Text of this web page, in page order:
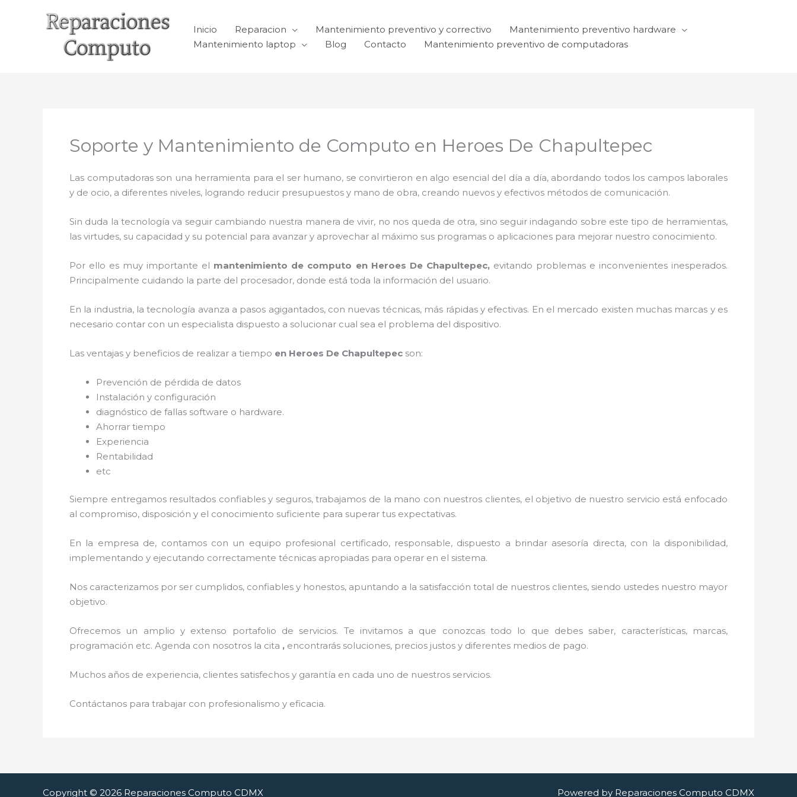
Inicio Reparacion Mantenimiento preventivo y correctivo
Mantenimiento preventivo hardware
Mantenimiento laptop
Blog Contacto Mantenimiento preventivo de computadoras
Soporte y Mantenimiento de Computo en Heroes De Chapultepec
Las computadoras son una herramienta para el ser humano, se convirtieron en algo esencial del día a día, abordando todos los campos laborales
y de ocio, a diferentes niveles, logrando reducir presupuestos y mano de obra, creando nuevos y efectivos métodos de comunicación.
Sin duda la tecnología va seguir cambiando nuestra manera de vivir, no nos queda de otra, sino seguir indagando sobre este tipo de herramientas,
las virtudes, su capacidad y su potencial para avanzar y aprovechar al máximo sus programas o aplicaciones para mejorar nuestro conocimiento.
Por ello es muy importante el mantenimiento de computo en Heroes De Chapultepec, evitando problemas e inconvenientes inesperados.
Principalmente cuidando la parte del procesador, donde está toda la información del usuario.
En la industria, la tecnología avanza a pasos agigantados, con nuevas técnicas, más rápidas y efectivas. En el mercado existen muchas marcas y es
necesario contar con un especialista dispuesto a solucionar cual sea el problema del dispositivo.
Las ventajas y beneficios de realizar a tiempo en Heroes De Chapultepec son:
Prevención de pérdida de datos
Instalación y configuración
diagnóstico de fallas software o hardware.
Ahorrar tiempo
Experiencia
Rentabilidad
etc
Siempre entregamos resultados confiables y seguros, trabajamos de la mano con nuestros clientes, el objetivo de nuestro servicio está enfocado
al compromiso, disposición y el conocimiento suficiente para superar tus expectativas.
En la empresa de, contamos con un equipo profesional certificado, responsable, dispuesto a brindar asesoría directa, con la disponibilidad,
implementando y ejecutando correctamente técnicas apropiadas para operar en el sistema.
Nos caracterizamos por ser cumplidos, confiables y honestos, apuntando a la satisfacción total de nuestros clientes, siendo ustedes nuestro mayor
objetivo.
Ofrecemos un amplio y extenso portafolio de servicios. Te invitamos a que conozcas todo lo que debes saber, características, marcas,
programación etc. Agenda con nosotros la cita , encontrarás soluciones, precios justos y diferentes medios de pago.
Muchos años de experiencia, clientes satisfechos y garantía en cada uno de nuestros servicios.
Contáctanos para trabajar con profesionalismo y eficacia.
Copyright © 2026 Reparaciones Computo CDMX Powered by Reparaciones Computo CDMX